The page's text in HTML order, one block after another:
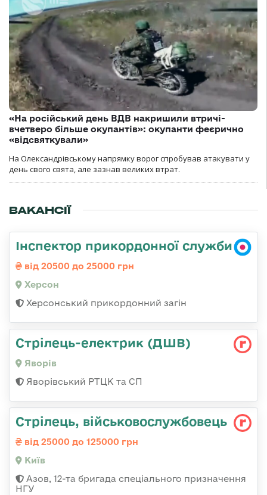
«На російський день ВДВ накришили втричі-
вчетверо більше окупантів»: окупанти феєрично
«відсвяткували»
На Олександрівському напрямку ворог спробував атакувати у
день свого свята, але зазнав великих втрат.
ВАКАНСІЇ
Інспектор прикордонної служби
від 20500 до 25000 грн
Херсон
Херсонський прикордонний загін
Стрілець-електрик (ДШВ)
Яворів
Яворівський РТЦК та СП
Стрілець, військовослужбовець
від 25000 до 125000 грн
Київ
Азов, 12-та бригада спеціального призначення
НГУ